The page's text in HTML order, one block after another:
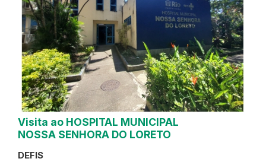
Visita ao HOSPITAL MUNICIPAL
NOSSA SENHORA DO LORETO
DEFIS